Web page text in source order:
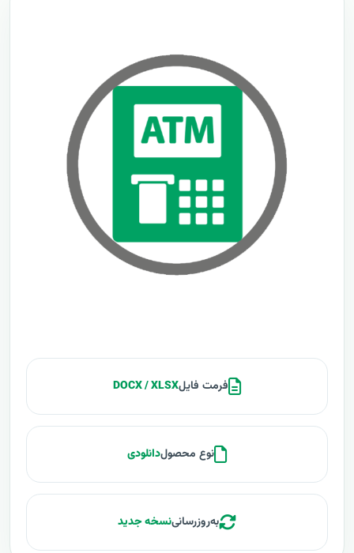
فرمت فایلDOCX / XLSX
نوع محصولدانلودی
به‌روزرسانینسخه جدید